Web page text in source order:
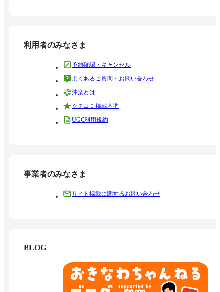
利用者のみなさま
予約確認・キャンセル
よくあるご質問・お問い合わせ
沖楽とは
クチコミ掲載基準
UGC利用規約
事業者のみなさま
サイト掲載に関するお問い合わせ
BLOG